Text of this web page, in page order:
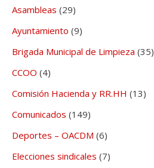
Asambleas (29)
Ayuntamiento (9)
Brigada Municipal de Limpieza (35)
CCOO (4)
Comisión Hacienda y RR.HH (13)
Comunicados (149)
Deportes – OACDM (6)
Elecciones sindicales (7)